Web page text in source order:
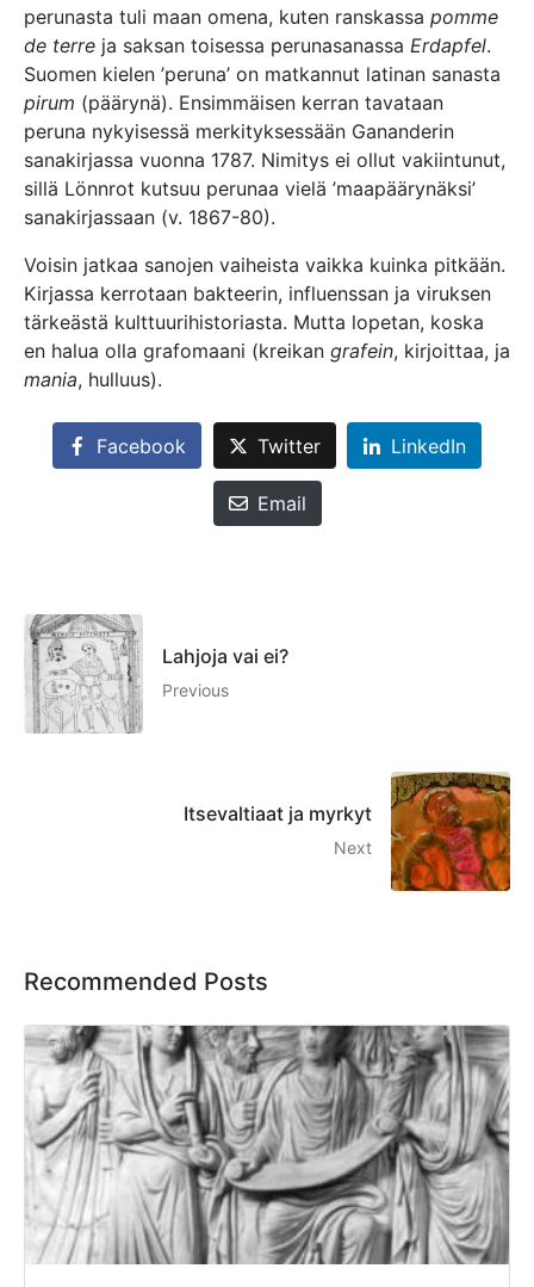
perunasta tuli maan omena, kuten ranskassa pomme
de terre ja saksan toisessa perunasanassa Erdapfel.
Suomen kielen ’peruna’ on matkannut latinan sanasta
pirum (päärynä). Ensimmäisen kerran tavataan
peruna nykyisessä merkityksessään Gananderin
sanakirjassa vuonna 1787. Nimitys ei ollut vakiintunut,
sillä Lönnrot kutsuu perunaa vielä ’maapäärynäksi’
sanakirjassaan (v. 1867-80).
Voisin jatkaa sanojen vaiheista vaikka kuinka pitkään.
Kirjassa kerrotaan bakteerin, influenssan ja viruksen
tärkeästä kulttuurihistoriasta. Mutta lopetan, koska
en halua olla grafomaani (kreikan grafein, kirjoittaa, ja
mania, hulluus).
Facebook Twitter LinkedIn
Email
Lahjoja vai ei?
Previous
Itsevaltiaat ja myrkyt
Next
Recommended Posts